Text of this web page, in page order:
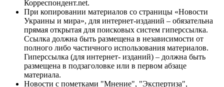
Корреспондент.net.
При копировании материалов со страницы «Новости
Украины и мира», для интернет-изданий – обязательна
прямая открытая для поисковых систем гиперссылка.
Ссылка должна быть размещена в независимости от
полного либо частичного использования материалов.
Гиперссылка (для интернет- изданий) – должна быть
размещена в подзаголовке или в первом абзаце
материала.
Новости с пометками "Мнение", "Экспертиза",